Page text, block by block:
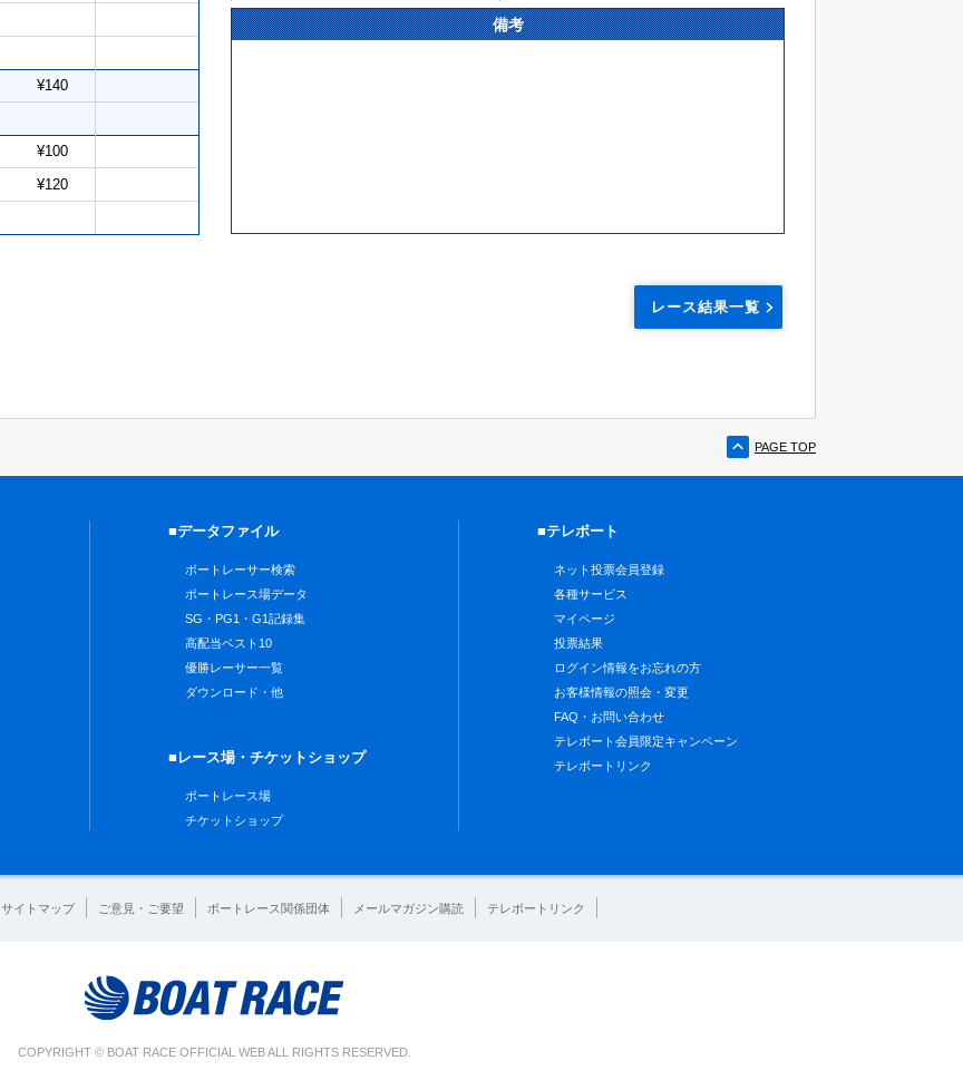
¥140
¥100
¥120
備考
レース結果一覧
PAGE TOP
■データファイル
ボートレーサー検索
ボートレース場データ
SG・PG1・G1記録集
高配当ベスト10
優勝レーサー一覧
ダウンロード・他
■レース場・チケットショップ
ボートレース場
チケットショップ
■テレボート
ネット投票会員登録
各種サービス
マイページ
投票結果
ログイン情報をお忘れの方
お客様情報の照会・変更
FAQ・お問い合わせ
テレボート会員限定キャンペーン
テレボートリンク
サイトマップ ご意見・ご要望 ボートレース関係団体 メールマガジン購読 テレボートリンク
COPYRIGHT © BOAT RACE OFFICIAL WEB ALL RIGHTS RESERVED.